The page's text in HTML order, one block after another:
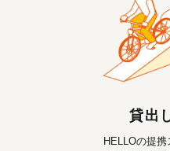
貸出
HELLOの提